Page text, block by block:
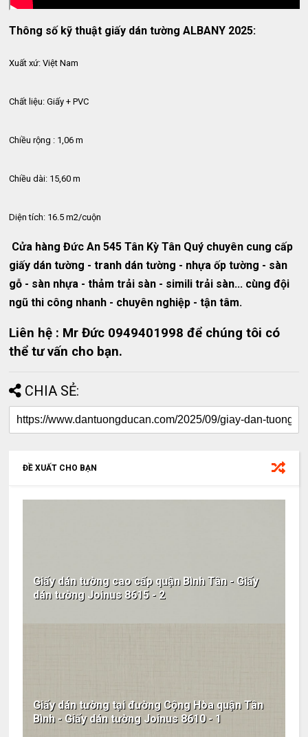
Thông số kỹ thuật giấy dán tường ALBANY 2025:
Xuất xứ: Việt Nam
Chất liệu: Giấy + PVC
Chiều rộng : 1,06 m
Chiều dài: 15,60 m
Diện tích: 16.5 m2/cuộn
Cửa hàng Đức An 545 Tân Kỳ Tân Quý chuyên cung cấp
giấy dán tường - tranh dán tường - nhựa ốp tường - sàn
gỗ - sàn nhựa - thảm trải sàn - simili trải sàn... cùng đội
ngũ thi công nhanh - chuyên nghiệp - tận tâm.
Liên hệ : Mr Đức 0949401998 để chúng tôi có
thể tư vấn cho bạn.
CHIA SẺ:
ĐỀ XUẤT CHO BẠN
Giấy dán tường cao cấp quận Bình Tân - Giấy
dán tường Joinus 8615 - 2
Giấy dán tường tại đường Cộng Hòa quận Tân
Bình - Giấy dán tường Joinus 8610 - 1